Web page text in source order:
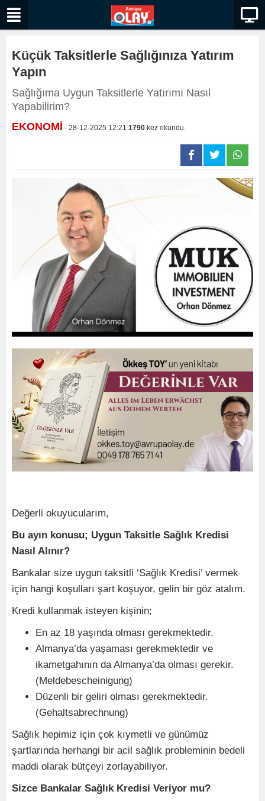
Küçük Taksitlerle Sağlığınıza Yatırım
Yapın
Sağlığıma Uygun Taksitlerle Yatırımı Nasıl
Yapabilirim?
EKONOMİ - 28-12-2025 12:21 1790 kez okundu.
Değerli okuyucularım,
Bu ayın konusu; Uygun Taksitle Sağlık Kredisi
Nasıl Alınır?
Bankalar size uygun taksitli ‘Sağlık Kredisi’ vermek
için hangi koşulları şart koşuyor, gelin bir göz atalım.
Kredi kullanmak isteyen kişinin;
En az 18 yaşında olması gerekmektedir.
Almanya’da yaşaması gerekmektedir ve
ikametgahının da Almanya’da olması gerekir.
(Meldebescheinigung)
Düzenli bir geliri olması gerekmektedir.
(Gehaltsabrechnung)
Sağlık hepimiz için çok kıymetli ve günümüz
şartlarında herhangi bir acil sağlık probleminin bedeli
maddi olarak bütçeyi zorlayabiliyor.
Sizce Bankalar Sağlık Kredisi Veriyor mu?